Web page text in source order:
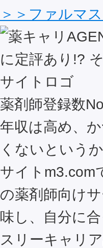
＞＞ファルマ
薬剤師登録数
年収は高め、
くないという
サイトm3.com
の薬剤師向け
味し、自分に
スリーキャリ